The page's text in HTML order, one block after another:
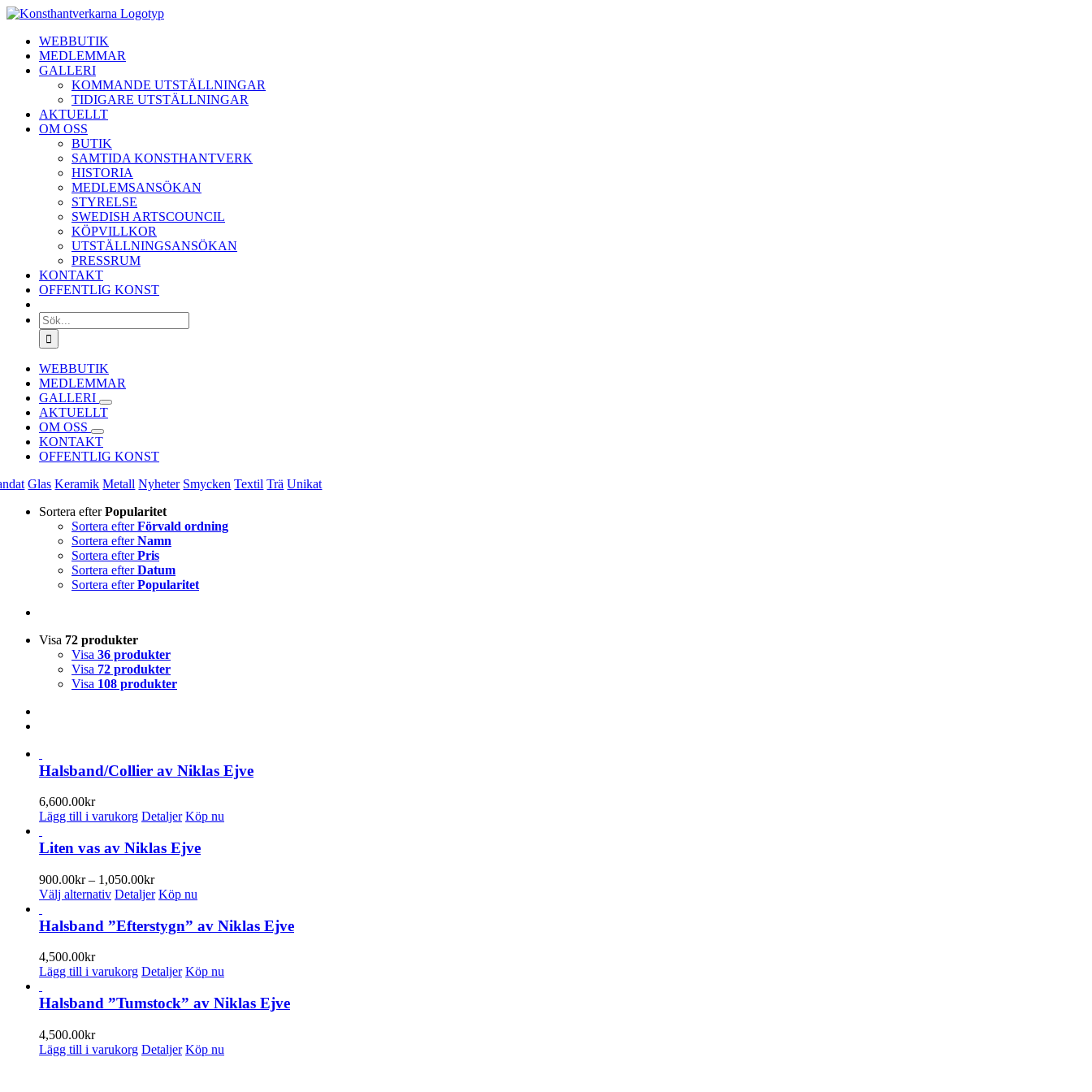
Fortsätt
innehålletWEBBUTIK
MEDLEMMAR
GALLERI
KOMMANDE UTSTÄLLNINGAR
TIDIGARE UTSTÄLLNINGAR
AKTUELLT
OM OSS
BUTIK
SAMTIDA KONSTHANTVERK
HISTORIA
MEDLEMSANSÖKAN
STYRELSE
SWEDISH ARTSCOUNCIL
KÖPVILLKOR
UTSTÄLLNINGSANSÖKAN
PRESSRUM
KONTAKT
OFFENTLIG KONST
Sök
efter:
WEBBUTIK
MEDLEMMAR
GALLERI
AKTUELLT
OM OSS
KONTAKT
OFFENTLIG KONST
Glas Keramik Metall Nyheter Smycken Textil Trä Unikat
Sortera efterPopularitet
Sortera efterFörvald ordning
Sortera efterNamn
Sortera efterPris
Sortera efterDatum
Sortera efterPopularitet
Visa 72 produkter
Visa 36 produkter
Visa 72 produkter
Visa 108 produkter
Halsband/Collier av Niklas Ejve
6,600.00kr
Lägg till i varukorg Detaljer Köp nu
Liten vas av Niklas Ejve
900.00kr – 1,050.00krPrisintervall:
900.00kr
1,050.00kr
Välj alternativ Den
produkten
har
varianter.
De
olika
alternativen
på
Detaljer Köp nu
Halsband ”Efterstygn” av Niklas Ejve
4,500.00kr
Lägg till i varukorg Detaljer Köp nu
Halsband ”Tumstock” av Niklas Ejve
4,500.00kr
Lägg till i varukorg Detaljer Köp nu